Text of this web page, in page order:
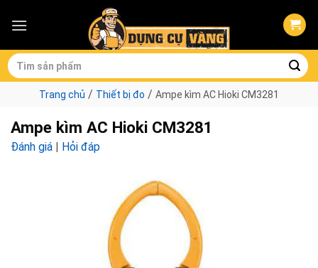
Tìm
kiếm:
Trang chủ / Thiết bị đo / Ampe kìm AC Hioki CM3281
Ampe kìm AC Hioki CM3281
Đánh giá | Hỏi đáp